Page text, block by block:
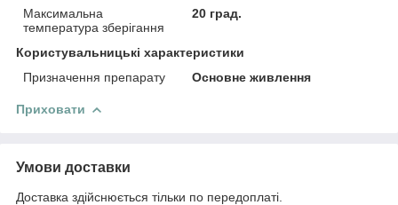
Максимальна
температура зберігання
20 град.
Користувальницькі характеристики
Призначення препарату
Основне живлення
Приховати
Умови доставки
Доставка здійснюється тільки по передоплаті.